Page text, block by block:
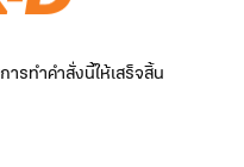
รทำคำสั่งนี้ให้เสร็จสิ้น